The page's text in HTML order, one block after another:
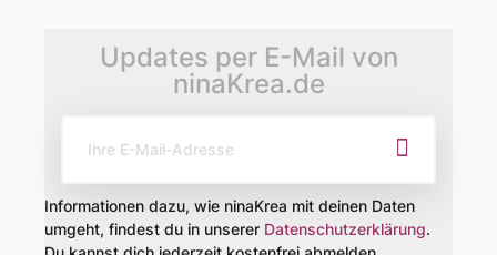
Updates per E-Mail von
ninaKrea.de
Informationen dazu, wie ninaKrea mit deinen Daten
umgeht, findest du in unserer Datenschutzerklärung.